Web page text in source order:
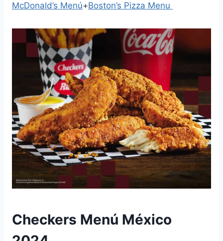
McDonald’s Menú+Boston’s Pizza Menu
Checkers Menú México